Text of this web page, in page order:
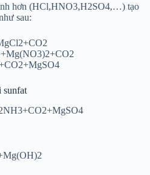
hơn (HCl,HNO3,H2SO4,…) tạo
sau:
sunfat